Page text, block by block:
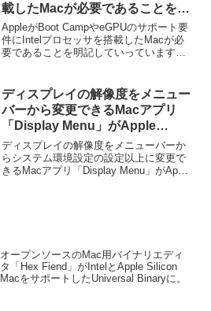
載したMacが必要であることを明
記。
AppleがBoot CampやeGPUのサポート要
件にIntelプロセッサを搭載したMacが必
要であることを明記していっています。
ディスプレイの解像度をメニュー
バーから変更できるMacアプリ
「Display Menu」がApple
Siliconに対応。
ディスプレイの解像度をメニューバーか
らシステム環境設定の設定以上に変更で
きるMacアプリ「Display Menu」がApple
オープンソースのMac用バイナリエディ
タ「Hex Fiend」がIntelとApple Silicon
MacをサポートしたUniversal Binaryに。